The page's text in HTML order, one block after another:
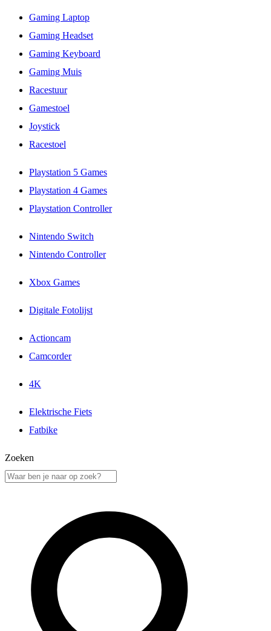
Gaming Laptop
Gaming Headset
Gaming Keyboard
Gaming Muis
Racestuur
Gamestoel
Joystick
Racestoel
Playstation 5 Games
Playstation 4 Games
Playstation Controller
Nintendo Switch
Nintendo Controller
Xbox Games
Digitale Fotolijst
Actioncam
Camcorder
4K
Elektrische Fiets
Fatbike
Zoeken